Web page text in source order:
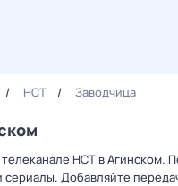
НСТ Заводчица
НСТ в
Добавляйте